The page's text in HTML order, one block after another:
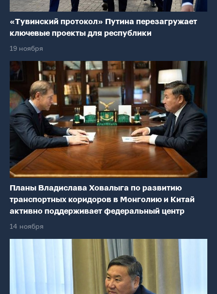
«Тувинский протокол» Путина перезагружает
ключевые проекты для республики
19 ноября
Планы Владислава Ховалыга по развитию
транспортных коридоров в Монголию и Китай
активно поддерживает федеральный центр
14 ноября